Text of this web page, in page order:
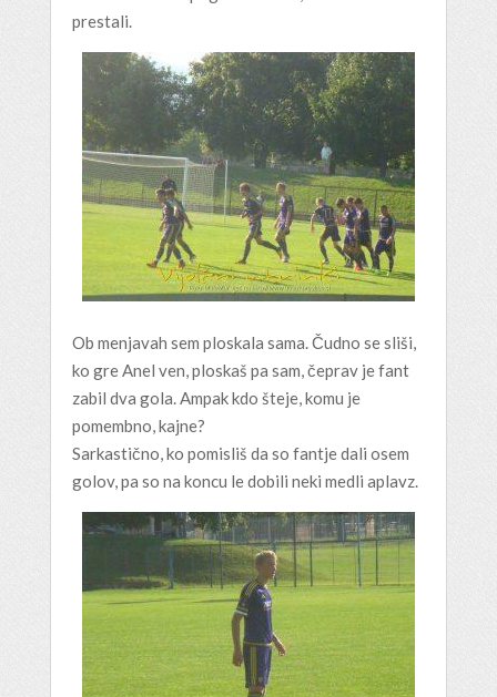
prestali.
Ob menjavah sem ploskala sama. Čudno se sliši,
ko gre Anel ven, ploskaš pa sam, čeprav je fant
zabil dva gola. Ampak kdo šteje, komu je
pomembno, kajne?
Sarkastično, ko pomisliš da so fantje dali osem
golov, pa so na koncu le dobili neki medli aplavz.